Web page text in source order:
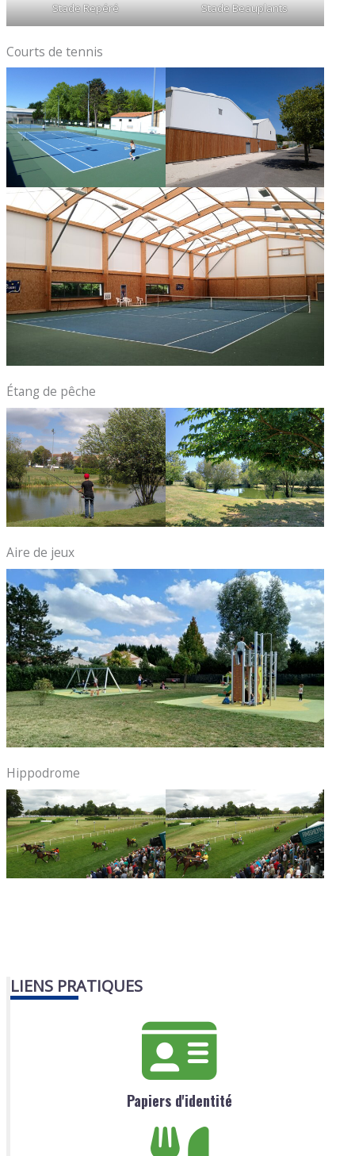
Stade Repéré Stade Beauplants
Courts de tennis
Étang de pêche
Aire de jeux
Hippodrome
LIENS PRATIQUES
Papiers d'identité